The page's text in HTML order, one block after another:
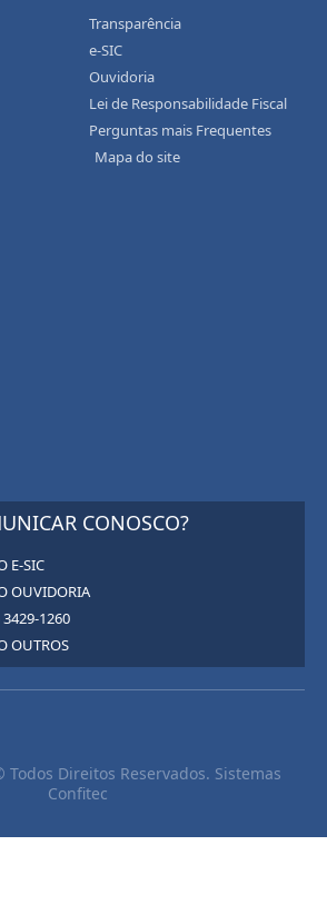
Transparência
e-SIC
Ouvidoria
Lei de Responsabilidade Fiscal
Perguntas mais Frequentes
Mapa do site
CONOSCO?
E-SIC
OUVIDORIA
3429-1260
OUTROS
Direitos Reservados. Sistemas
Confitec